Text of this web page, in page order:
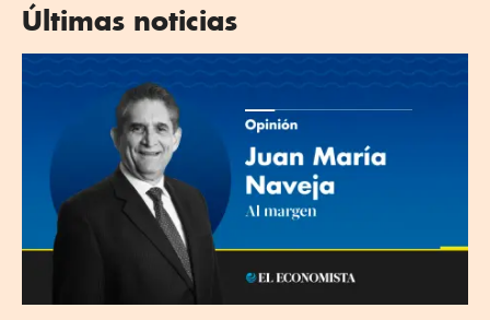
Últimas noticias